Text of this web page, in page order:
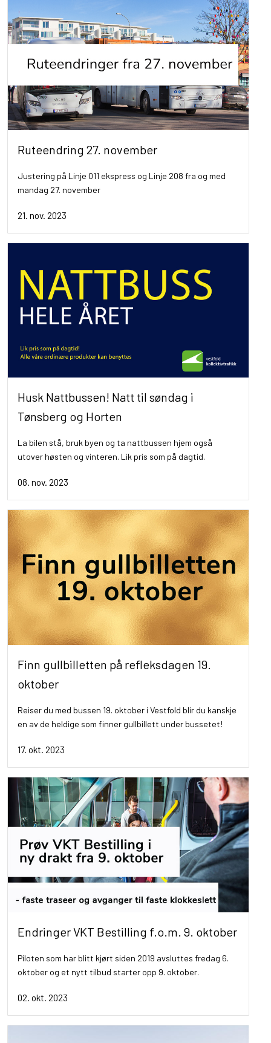
Ruteendring 27. november
Justering på Linje 011 ekspress og Linje 208 fra og med
mandag 27. november
21. nov. 2023
Husk Nattbussen! Natt til søndag i
Tønsberg og Horten
La bilen stå, bruk byen og ta nattbussen hjem også
utover høsten og vinteren. Lik pris som på dagtid.
08. nov. 2023
Finn gullbilletten på refleksdagen 19.
oktober
Reiser du med bussen 19. oktober i Vestfold blir du kanskje
en av de heldige som finner gullbillett under bussetet!
17. okt. 2023
Endringer VKT Bestilling f.o.m. 9. oktober
Piloten som har blitt kjørt siden 2019 avsluttes fredag 6.
oktober og et nytt tilbud starter opp 9. oktober.
02. okt. 2023